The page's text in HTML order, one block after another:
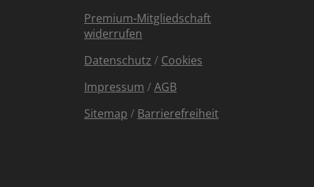
Premium-Mitgliedschaft
widerrufen
Datenschutz / Cookies
Impressum /AGB
Sitemap / Barrierefreiheit